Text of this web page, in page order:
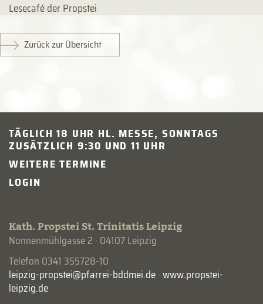
Lesecafé der Propstei
Zurück zur Übersicht
TÄGLICH 18 UHR HL. MESSE, SONNTAGS
ZUSÄTZLICH 9:30 UND 11 UHR
WEITERE TERMINE
LOGIN
Kath. Propstei St. Trinitatis Leipzig
Nonnenmühlgasse 2 · 04107 Leipzig
Telefon 0341 355728-10
·www.propstei-
leipzig.de